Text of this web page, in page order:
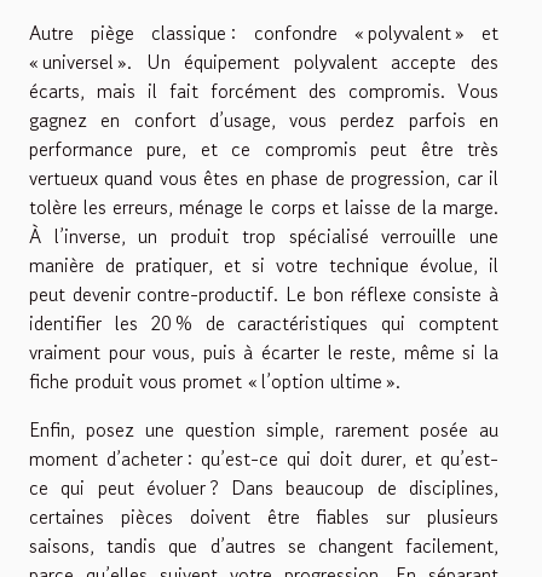
Autre piège classique : confondre « polyvalent » et
« universel ». Un équipement polyvalent accepte des
écarts, mais il fait forcément des compromis. Vous
gagnez en confort d’usage, vous perdez parfois en
performance pure, et ce compromis peut être très
vertueux quand vous êtes en phase de progression, car il
tolère les erreurs, ménage le corps et laisse de la marge.
À l’inverse, un produit trop spécialisé verrouille une
manière de pratiquer, et si votre technique évolue, il
peut devenir contre-productif. Le bon réflexe consiste à
identifier les 20 % de caractéristiques qui comptent
vraiment pour vous, puis à écarter le reste, même si la
fiche produit vous promet « l’option ultime ».
Enfin, posez une question simple, rarement posée au
moment d’acheter : qu’est-ce qui doit durer, et qu’est-
ce qui peut évoluer ? Dans beaucoup de disciplines,
certaines pièces doivent être fiables sur plusieurs
saisons, tandis que d’autres se changent facilement,